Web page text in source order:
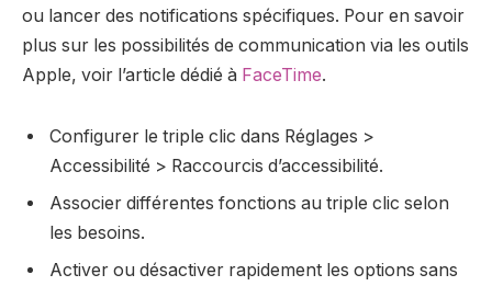
ou lancer des notifications spécifiques. Pour en savoir
plus sur les possibilités de communication via les outils
Apple, voir l’article dédié à FaceTime.
Configurer le triple clic dans Réglages >
Accessibilité > Raccourcis d’accessibilité.
Associer différentes fonctions au triple clic selon
les besoins.
Activer ou désactiver rapidement les options sans